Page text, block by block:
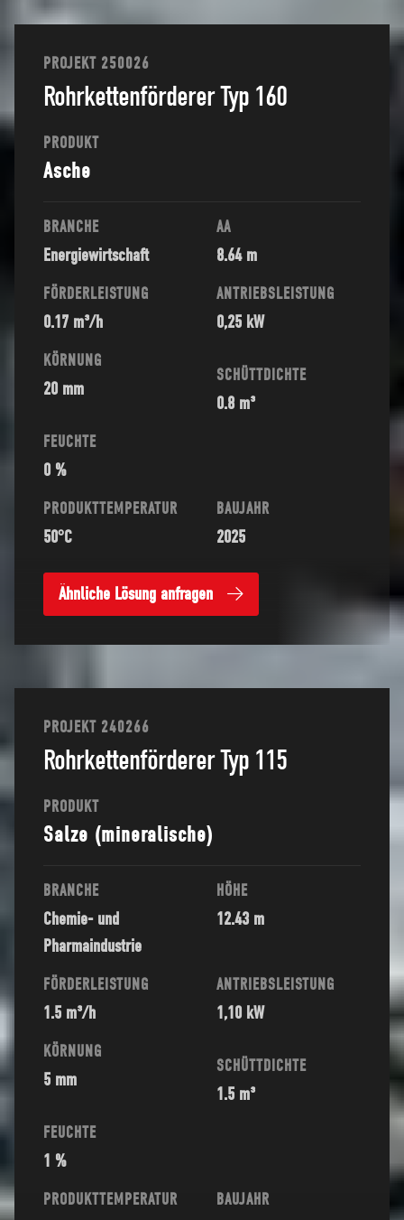
PROJEKT 250026
Rohrkettenförderer Typ 160
PRODUKT
Asche
BRANCHE
Energiewirtschaft
AA
8.64 m
FÖRDERLEISTUNG
0.17 m³/h
ANTRIEBSLEISTUNG
0,25 kW
KÖRNUNG
20 mm
SCHÜTTDICHTE
0.8 m³
FEUCHTE
0 %
PRODUKTTEMPERATUR
50°C
BAUJAHR
2025
Ähnliche Lösung anfragen
PROJEKT 240266
Rohrkettenförderer Typ 115
PRODUKT
Salze (mineralische)
BRANCHE
Chemie- und
Pharmaindustrie
HÖHE
12.43 m
FÖRDERLEISTUNG
1.5 m³/h
ANTRIEBSLEISTUNG
1,10 kW
KÖRNUNG
5 mm
SCHÜTTDICHTE
1.5 m³
FEUCHTE
1 %
PRODUKTTEMPERATUR BAUJAHR